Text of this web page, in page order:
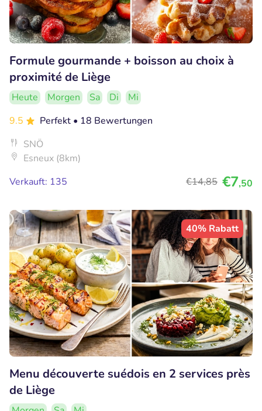
Formule gourmande + boisson au choix à
proximité de Liège
Heute Morgen Sa Di
Mi
9.5
Perfekt • 18 Bewertungen
SNÖ
Esneux (8km)
Verkauft: 135
€14,85 €7,50
40% Rabatt
Menu découverte suédois en 2 services près
de Liège